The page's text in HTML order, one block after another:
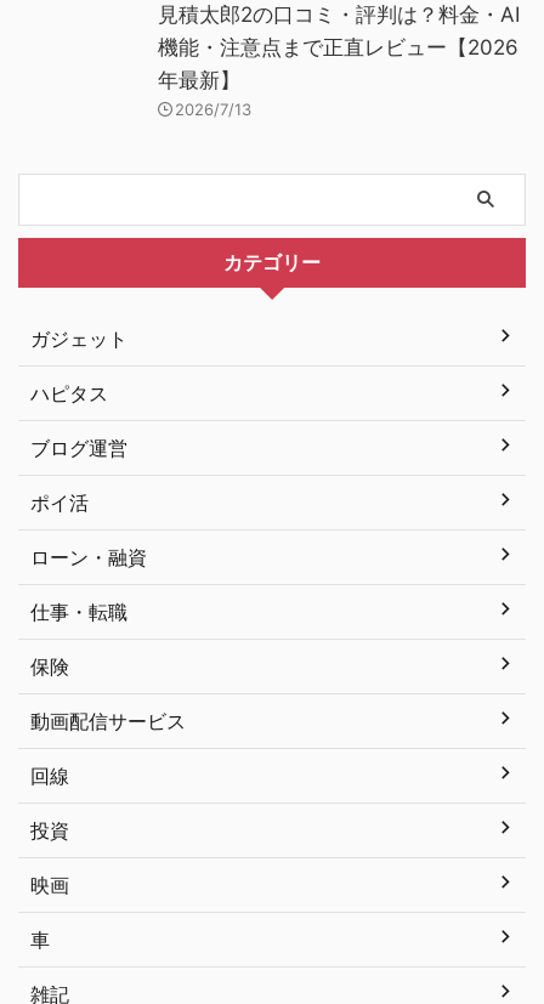
見積太郎2の口コミ・評判は？料金・AI
機能・注意点まで正直レビュー【2026
年最新】
2026/7/13
カテゴリー
ガジェット
ハピタス
ブログ運営
ポイ活
ローン・融資
仕事・転職
保険
動画配信サービス
回線
投資
映画
車
雑記